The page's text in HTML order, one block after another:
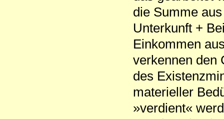
die Summe
Unterkunft +
Einkommen
verkennen den
des
materieller
»verdient«